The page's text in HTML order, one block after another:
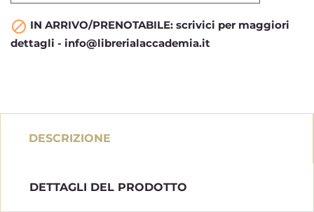
 IN ARRIVO/PRENOTABILE: scrivici per maggiori
dettagli - info@librerialaccademia.it
DESCRIZIONE
DETTAGLI DEL PRODOTTO